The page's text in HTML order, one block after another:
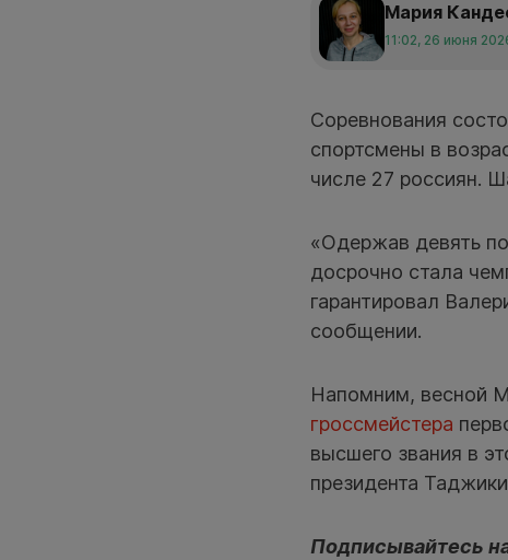
Мария
11:02, 26 июня
Соревнования
спортсмены в
числе 27 россиян.
«Одержав девять
досрочно стала
гарантировал
сообщении.
Напомним, весной
гроссмейстера
высшего звания в
президента
Подписывайтесь